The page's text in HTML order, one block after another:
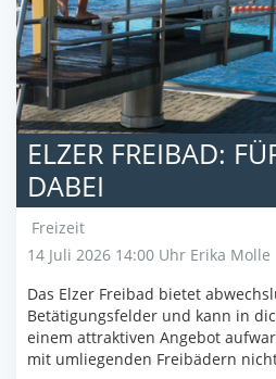
ELZER FREIBAD:
DABEI
Freizeit
14 Juli 2026 14:00 Uhr Erika Molle
Das Elzer Freibad bietet
Betätigungsfelder und kann in
einem attraktiven Angebot
mit umliegenden Freibädern